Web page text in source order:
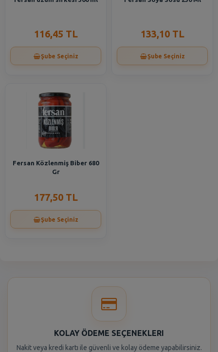
116,45 TL
Şube Seçiniz
133,10 TL
Şube Seçiniz
Fersan Közlenmiş Biber 680
Gr
177,50 TL
Şube Seçiniz
KOLAY ÖDEME SEÇENEKLERI
Nakit veya kredi kartı ile güvenli ve kolay ödeme yapabilirsiniz.